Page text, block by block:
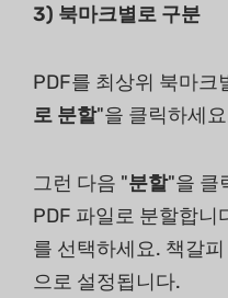
3) 북마크별로 구분
PDF를 최상위 북마크
로 분할"을 클릭하세
그런 다음 "분할"을 클
PDF 파일로 분할합니
를 선택하세요. 책갈
으로 설정됩니다.